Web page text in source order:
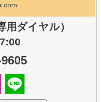
用ダイヤル）